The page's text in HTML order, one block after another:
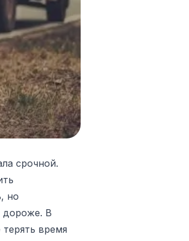
срочной.
но
дороже. В
время